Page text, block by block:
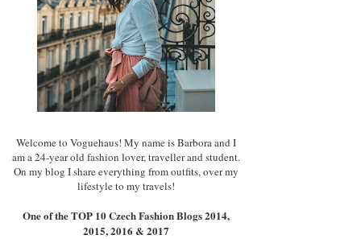
Welcome to Voguehaus! My name is Barbora and I
am a 24-year old fashion lover, traveller and student.
On my blog I share everything from outfits, over my
lifestyle to my travels!
One of the TOP 10 Czech Fashion Blogs 2014,
2015, 2016 & 2017